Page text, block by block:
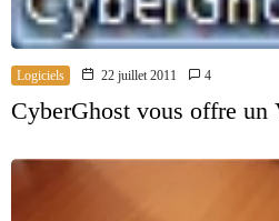
Logiciels 22 juillet 2011 4
CyberGhost vous offre un